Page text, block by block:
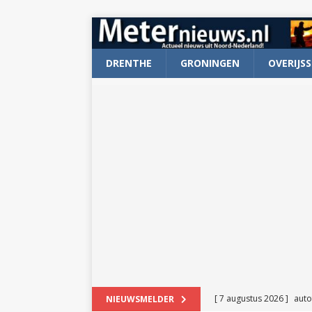
DRENTHE GRONINGEN
NIEUWSMELDER [ 7 augustus 2026 ]